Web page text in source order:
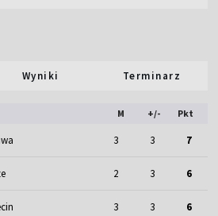
Wyniki Terminarz
M +/- Pkt
3 3 7
2 3 6
3 3 6